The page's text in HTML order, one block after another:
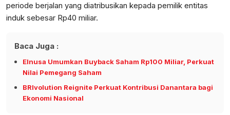
periode berjalan yang diatribusikan kepada pemilik entitas
induk sebesar Rp40 miliar.
Baca Juga :
Elnusa Umumkan Buyback Saham Rp100 Miliar, Perkuat
Nilai Pemegang Saham
BRIvolution Reignite Perkuat Kontribusi Danantara bagi
Ekonomi Nasional